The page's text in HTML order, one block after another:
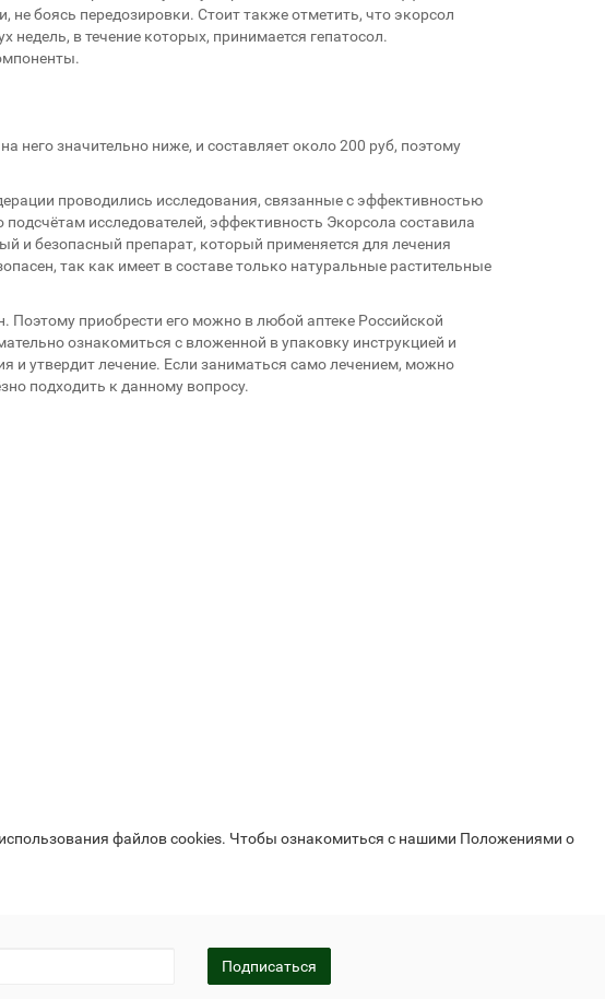
не боясь передозировки. Стоит также отметить, что экорсол
в течение которых, принимается гепатосол.
него значительно ниже, и составляет около 200 руб, поэтому
проводились исследования, связанные с эффективностью
исследователей, эффективность Экорсола составила
и безопасный препарат, который применяется для лечения
так как имеет в составе только натуральные растительные
приобрести его можно в любой аптеке Российской
ознакомиться с вложенной в упаковку инструкцией и
и утвердит лечение. Если заниматься само лечением, можно
подходить к данному вопросу.
файлов cookies. Чтобы ознакомиться с нашими Положениями о
Подписаться